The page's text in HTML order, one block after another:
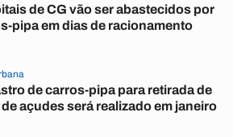
de CG vão ser abastecidos por
pipa em dias de racionamento
de carros-pipa para retirada de
açudes será realizado em janeiro